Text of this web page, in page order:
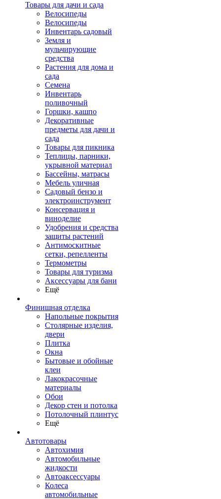
Товары для дачи и сада
Велосипеды
Велосипеды
Инвентарь садовый
Земля и
мульчирующие
средства
Растения для дома и
сада
Семена
Инвентарь
поливочный
Горшки, кашпо
Декоративные
предметы для дачи и
сада
Товары для пикника
Теплицы, парники,
укрывной материал
Бассейны, матрасы
Мебель уличная
Садовый бензо и
электроинструмент
Консервация и
виноделие
Удобрения и средства
защиты растений
Антимоскитные
сетки, репелленты
Термометры
Товары для туризма
Аксессуары для бани
Ещё
Финишная отделка
Напольные покрытия
Столярные изделия,
двери
Плитка
Окна
Бытовые и обойные
клеи
Лакокрасочные
материалы
Обои
Декор стен и потолка
Потолочный плинтус
Ещё
Автотовары
Автохимия
Автомобильные
жидкости
Автоаксессуары
Колеса
автомобильные